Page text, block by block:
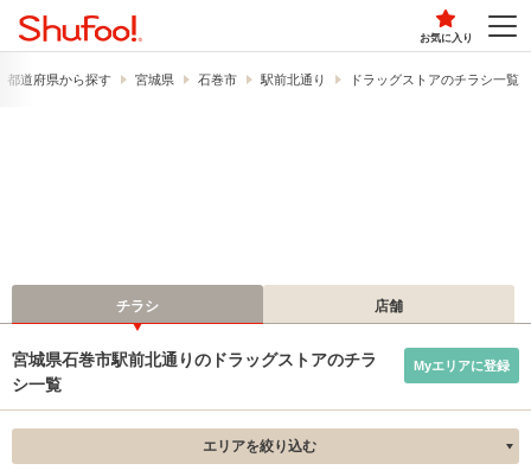
お気に入り
都道府県から探す 宮城県 石巻市 駅前北通り ドラッグストアのチラシ一覧
チラシ 店舗
宮城県石巻市駅前北通りのドラッグストアのチラ
シ一覧
Myエリアに登録
エリアを絞り込む